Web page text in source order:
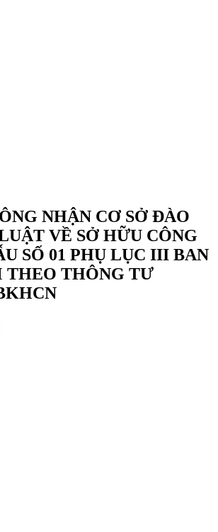
NHẬN CƠ SỞ ĐÀO
VỀ SỞ HỮU CÔNG
SỐ 01 PHỤ LỤC III BAN
THEO THÔNG TƯ